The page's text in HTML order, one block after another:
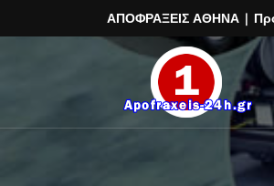
ΑΠΟΦΡΑΞΕΙΣ ΑΘΗΝΑ |